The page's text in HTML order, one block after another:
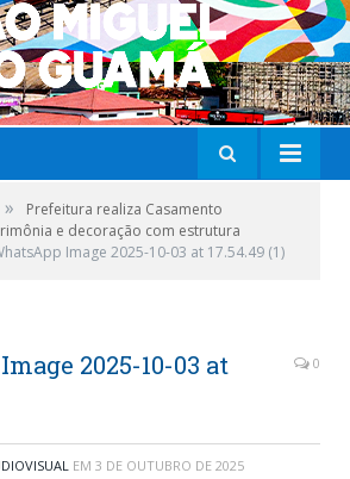
»
Prefeitura realiza Casamento
e decoração com estrutura
Image 2025-10-03 at 17.54.49 (1)
2025-10-03 at
0
EM 3 DE OUTUBRO DE 2025